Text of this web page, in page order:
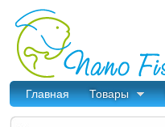
Главная Товары